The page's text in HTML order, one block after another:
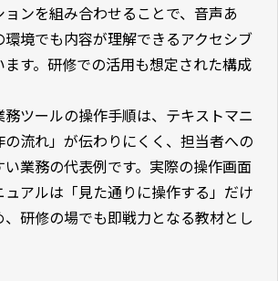
ンを組み合わせることで、音声あ
環境でも内容が理解できるアクセシブ
す。研修での活用も想定された構成
ツールの操作手順は、テキストマニ
の流れ」が伝わりにくく、担当者への
業務の代表例です。実際の操作画面
アルは「見た通りに操作する」だけ
研修の場でも即戦力となる教材とし